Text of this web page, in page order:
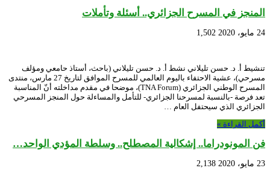
المنجز في المسرح الجزائري.. أسئلة وتأملات
24 مايو، 2020 1,502
تنشيط أ. د. حسن تليلاني نشط أ. د. حسن تليلاني (باحث، أستاذ حامعي ومؤلف
مسرحي)، عشية الاحتفاء باليوم العالمي للمسرح الموافق لتاريخ 27 مارس، منتدى
المسرح الوطني الجزائري (TNA Forum)، موضحا في مقدم مداخلته أنّ المناسبة
تعد فرصة -بالنسبة لمسرحنا الجزائري- للتأمل والمساءلة حول المنجز المسرحي
الجزائري الذي سيحتفل العام …
أكمل القراءة »
فن المونودراما.. إشكالية المصطلح.. وسلطة المؤدي الواحد…
23 مايو، 2020 2,138